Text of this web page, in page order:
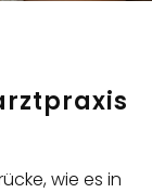
wie es in